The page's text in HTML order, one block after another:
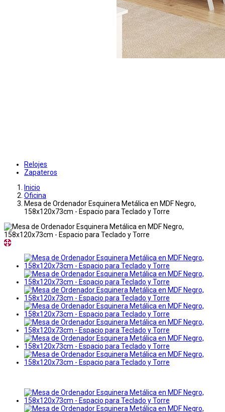
Relojes
Zapateros
Inicio
Oficina
Mesa de Ordenador Esquinera Metálica en MDF Negro,
158x120x73cm - Espacio para Teclado y Torre